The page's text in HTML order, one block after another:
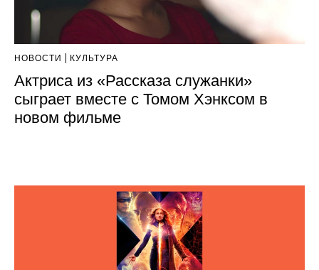
НОВОСТИ КУЛЬТУРА
Актриса из «Рассказа служанки»
сыграет вместе с Томом Хэнксом в
новом фильме